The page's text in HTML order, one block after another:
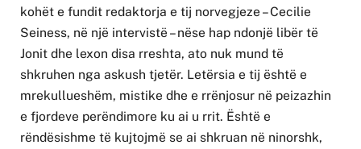
kohët e fundit redaktorja e tij norvegjeze – Cecilie
Seiness, në një intervistë – nëse hap ndonjë libër të
Jonit dhe lexon disa rreshta, ato nuk mund të
shkruhen nga askush tjetër. Letërsia e tij është e
mrekullueshëm, mistike dhe e rrënjosur në peizazhin
e fjordeve perëndimore ku ai u rrit. Është e
rëndësishme të kujtojmë se ai shkruan në ninorshk,